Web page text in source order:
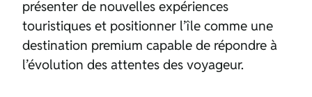
présenter de nouvelles expériences
touristiques et positionner l’île comme une
destination premium capable de répondre à
l’évolution des attentes des voyageur.